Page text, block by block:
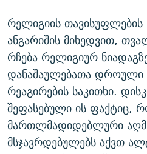
რელიგიის
ანგარიშის მიხედვით,
რჩება რელიგიურ
დანაშაულებათა დროული
რეაგირების საკითხი.
შეფასებული ის ფაქტიც,
მართლმადიდებლური
მსჯავრდებულებს აქვთ